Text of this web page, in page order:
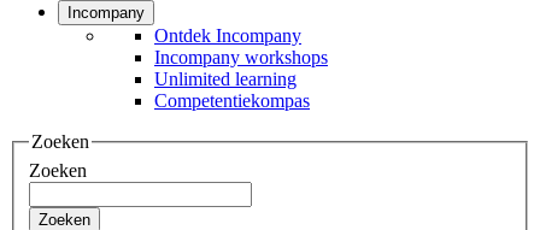
Incompany
Ontdek Incompany
Incompany workshops
Unlimited learning
Competentiekompas
Zoeken
Zoeken
Zoeken